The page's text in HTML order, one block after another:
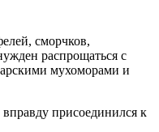
сморчков,
распрощаться с
мухоморами и
присоединился к